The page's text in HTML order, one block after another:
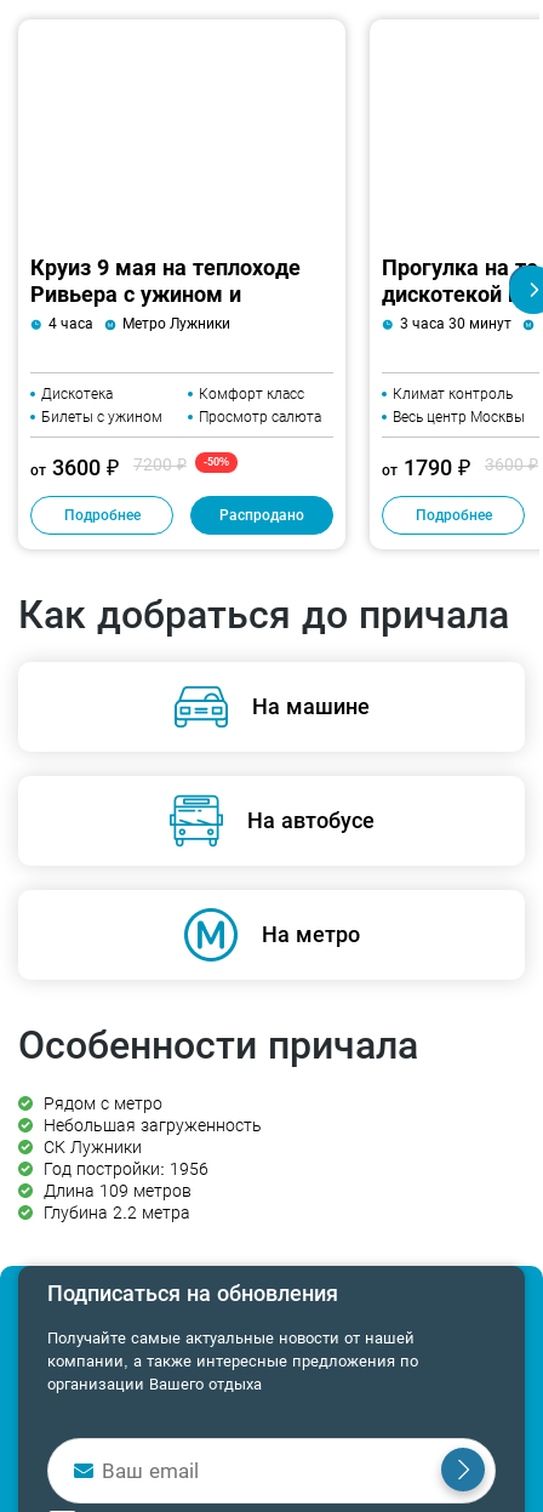
Круиз 9 мая на теплоходе
Ривьера с ужином и
дискотекой
4 часа Метро Лужники
Дискотека
Комфорт класс
Билеты с ужином
Просмотр салюта
от 3600 ₽ 7200 ₽ -50%
Подробнее Распродано
Прогулка на
дискотекой и
3 часа 30 минут
Климат контроль
Весь центр Москвы
от 1790 ₽ 3600 ₽
Подробнее
Как добраться до причала
На машине
На автобусе
На метро
Особенности причала
Рядом с метро
Небольшая загруженность
СК Лужники
Год постройки: 1956
Длина 109 метров
Глубина 2.2 метра
Подписаться на обновления
Получайте самые актуальные новости от нашей
компании, а также интересные предложения по
организации Вашего отдыха